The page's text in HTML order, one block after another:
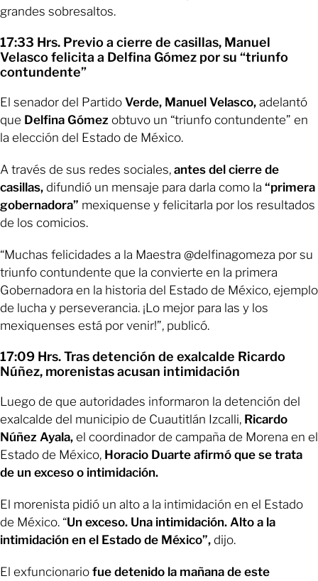
grandes sobresaltos.
17:33 Hrs. Previo a cierre de casillas, Manuel
Velasco felicita a Delfina Gómez por su “triunfo
contundente”
El senador del Partido Verde, Manuel Velasco, adelantó
que Delfina Gómez obtuvo un “triunfo contundente” en
la elección del Estado de México.
A través de sus redes sociales, antes del cierre de
casillas, difundió un mensaje para darla como la “primera
gobernadora” mexiquense y felicitarla por los resultados
de los comicios.
“Muchas felicidades a la Maestra @delfinagomeza por su
triunfo contundente que la convierte en la primera
Gobernadora en la historia del Estado de México, ejemplo
de lucha y perseverancia. ¡Lo mejor para las y los
mexiquenses está por venir!”, publicó.
17:09 Hrs. Tras detención de exalcalde Ricardo
Núñez, morenistas acusan intimidación
Luego de que autoridades informaron la detención del
exalcalde del municipio de Cuautitlán Izcalli, Ricardo
Núñez Ayala, el coordinador de campaña de Morena en el
Estado de México, Horacio Duarte afirmó que se trata
de un exceso o intimidación.
El morenista pidió un alto a la intimidación en el Estado
de México. “Un exceso. Una intimidación. Alto a la
intimidación en el Estado de México”, dijo.
El exfuncionario fue detenido la mañana de este